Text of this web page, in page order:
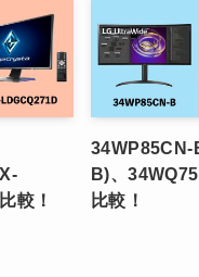
較！
34WP85CN-
B)、
比較！